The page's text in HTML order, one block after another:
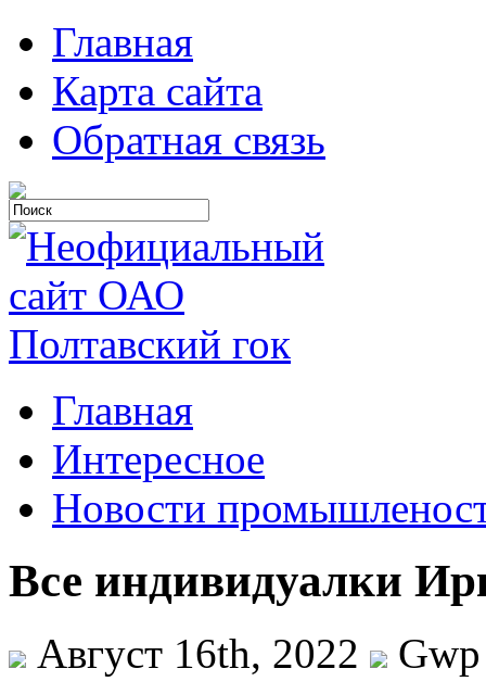
Главная
Карта сайта
Обратная связь
Главная
Интересное
Новости
Все индивидуалки
Август 16th, 2022
Gwp